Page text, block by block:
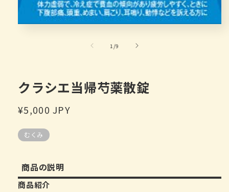
開
多
檔
1 //9
クラシエ当帰芍薬散錠
定
¥5,000 JPY
むくみ
商品の説明
商品紹介